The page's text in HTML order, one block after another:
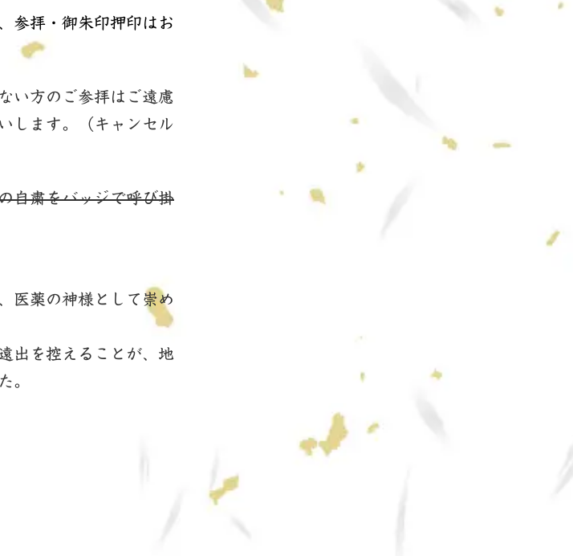
参拝・御朱印押印はお
い方のご参拝はご遠慮
します。（キャンセル
自粛をバッジで呼び掛
医薬の神様として崇め
出を控えることが、地
。